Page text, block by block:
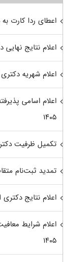
اعطای ردا کارت به
اعلام نتایج نهایی
اعلام شهریه دکتری
اعلام اسامی
۱۴۰۵
تکمیل ظرفیت
تمدید ثبت‌نام
اعلام نتایج دکتری
اعلام شرایط
۱۴۰۵